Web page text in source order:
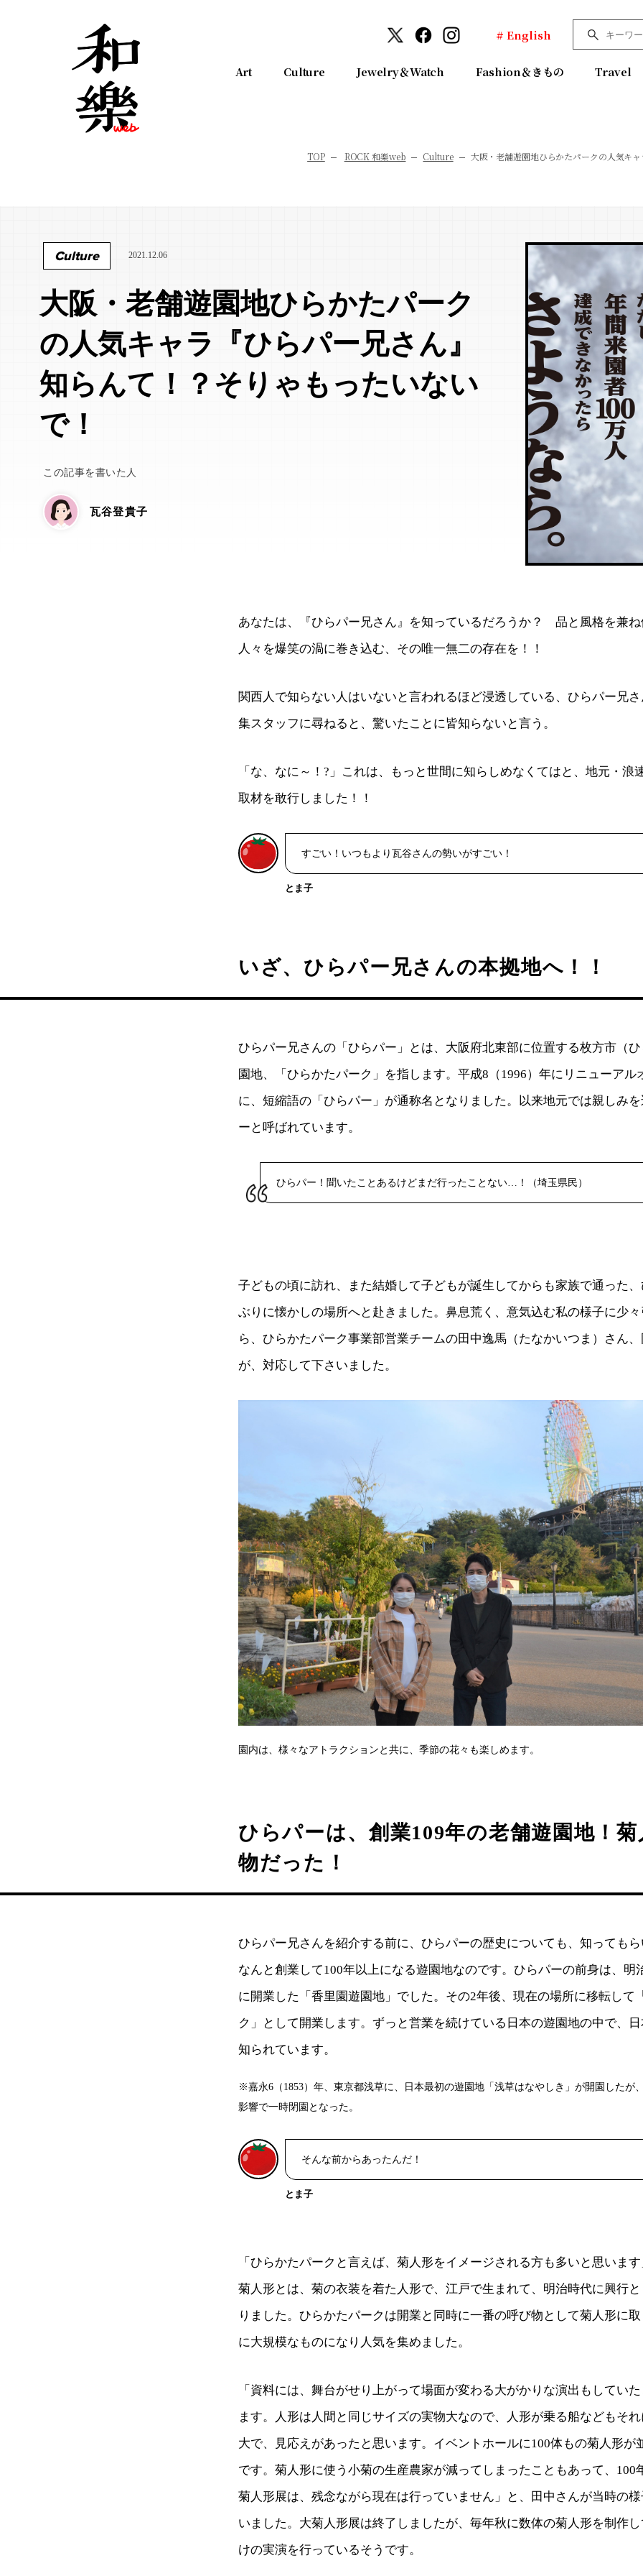
# English
Art Culture Jewelry＆Watch Fashion＆きもの Travel
TOP ROCK 和樂web Culture 大阪・老舗遊園地ひらかたパークの人気キ
Culture 2021.12.06
大阪・老舗遊園地ひらかたパーク
の人気キャラ『ひらパー兄さん』
知らんて！？そりゃもったいない
で！
この記事を書いた人
瓦谷登貴子
あなたは、『ひらパー兄さん』を知っているだろうか？ 品と風格を兼
人々を爆笑の渦に巻き込む、その唯一無二の存在を！！
関西人で知らない人はいないと言われるほど浸透している、ひらパー兄
集スタッフに尋ねると、驚いたことに皆知らないと言う。
「な、なに～！?」これは、もっと世間に知らしめなくてはと、地元・浪
取材を敢行しました！！
すごい！いつもより瓦谷さんの勢いがすごい！
とま子
いざ、ひらパー兄さんの本拠地へ！！
ひらパー兄さんの「ひらパー」とは、大阪府北東部に位置する枚方市（
園地、「ひらかたパーク」を指します。平成8（1996）年にリニューアル
に、短縮語の「ひらパー」が通称名となりました。以来地元では親しみ
ーと呼ばれています。
ひらパー！聞いたことあるけどまだ行ったことない…！（埼玉県民）
子どもの頃に訪れ、また結婚して子どもが誕生してからも家族で通った
ぶりに懐かしの場所へと赴きました。鼻息荒く、意気込む私の様子に少
ら、ひらかたパーク事業部営業チームの田中逸馬（たなかいつま）さん
が、対応して下さいました。
園内は、様々なアトラクションと共に、季節の花々も楽しめます。
ひらパーは、創業109年の老舗遊園地！
物だった！
ひらパー兄さんを紹介する前に、ひらパーの歴史についても、知っても
なんと創業して100年以上になる遊園地なのです。ひらパーの前身は、明
に開業した「香里園遊園地」でした。その2年後、現在の場所に移転して
ク」として開業します。ずっと営業を続けている日本の遊園地の中で、
知られています。
※嘉永6（1853）年、東京都浅草に、日本最初の遊園地「浅草はなやしき」が開園したが
影響で一時閉園となった。
そんな前からあったんだ！
とま子
「ひらかたパークと言えば、菊人形をイメージされる方も多いと思いま
菊人形とは、菊の衣装を着た人形で、江戸で生まれて、明治時代に興行
りました。ひらかたパークは開業と同時に一番の呼び物として菊人形に
に大規模なものになり人気を集めました。
「資料には、舞台がせり上がって場面が変わる大がかりな演出もしてい
ます。人形は人間と同じサイズの実物大なので、人形が乗る船などもそ
大で、見応えがあったと思います。イベントホールに100体もの菊人形が
です。菊人形に使う小菊の生産農家が減ってしまったこともあって、100
菊人形展は、残念ながら現在は行っていません」と、田中さんが当時の
いました。大菊人形展は終了しましたが、毎年秋に数体の菊人形を制作
けの実演を行っているそうです。